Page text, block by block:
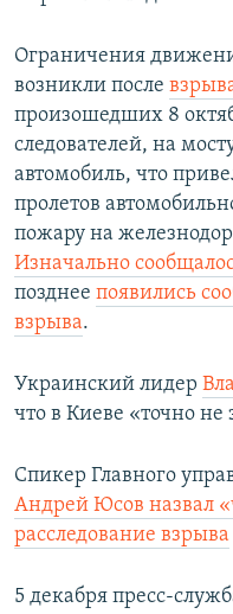
Ограничения
возникли после
произошедших 8
следователей, на
автомобиль, что
пролетов
пожару на
Изначально
позднее появились
взрыва.
Украинский лидер
что в Киеве «точно не
Спикер Главного
Андрей Юсов назвал
расследование взрыва
5 декабря пресс-